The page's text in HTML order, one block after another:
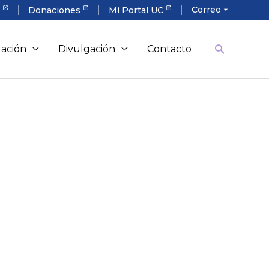
Donaciones Mi Portal UC Correo arrow_drop_down
Divulgación Contacto